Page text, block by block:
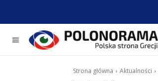
Strona główna Aktualności